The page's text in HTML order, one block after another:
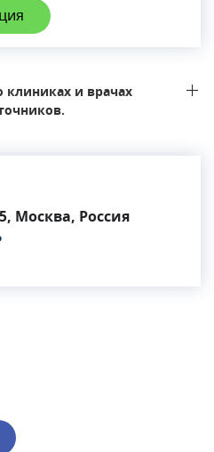
и врачах
Москва, Россия